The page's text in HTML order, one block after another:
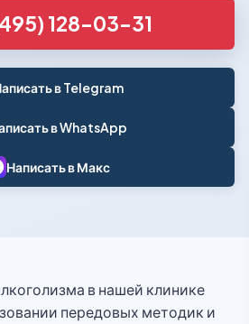
128-03-31
в Telegram
в WhatsApp
Написать в Макс
в нашей клинике
передовых методик и